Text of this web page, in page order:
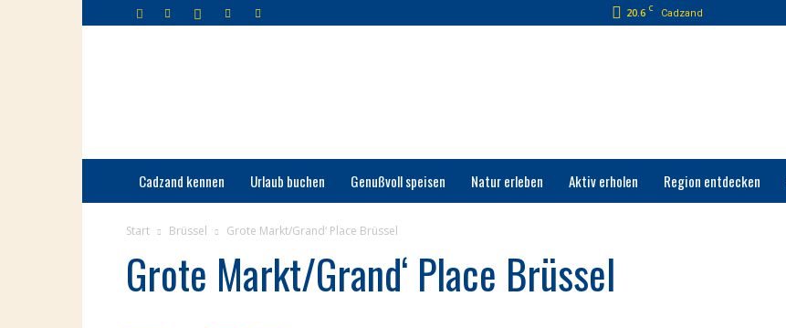
20.6 C Cadzand
Cadzand kennen Urlaub buchen Genußvoll speisen Natur erleben Aktiv erholen Region entdecken
Start Brüssel Grote Markt/Grand‘ Place Brüssel
Grote Markt/Grand‘ Place Brüssel